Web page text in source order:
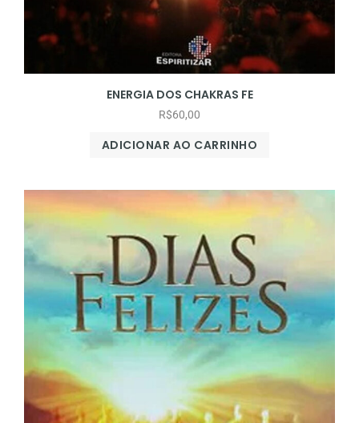
ENERGIA DOS CHAKRAS FE
R$60,00
ADICIONAR AO CARRINHO